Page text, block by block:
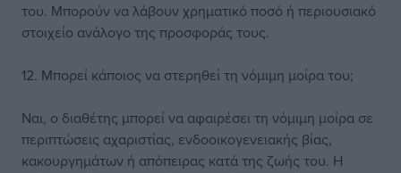
του. Μπορούν να λάβουν χρηματικό ποσό ή περιουσιακό
στοιχείο ανάλογο της προσφοράς τους.
12. Μπορεί κάποιος να στερηθεί τη νόμιμη μοίρα του;
Ναι, ο διαθέτης μπορεί να αφαιρέσει τη νόμιμη μοίρα σε
περιπτώσεις αχαριστίας, ενδοοικογενειακής βίας,
κακουργημάτων ή απόπειρας κατά της ζωής του. Η